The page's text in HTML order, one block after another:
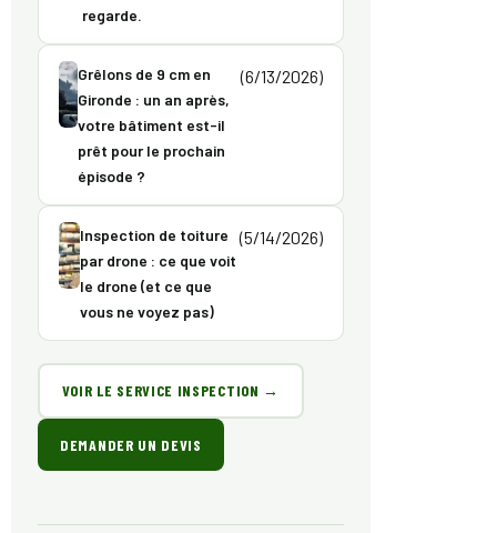
regarde.
Grêlons de 9 cm en
Gironde : un an après,
votre bâtiment est-il
prêt pour le prochain
épisode ?
(6/13/2026)
Inspection de toiture
par drone : ce que voit
le drone (et ce que
vous ne voyez pas)
(5/14/2026)
VOIR LE SERVICE INSPECTION →
DEMANDER UN DEVIS